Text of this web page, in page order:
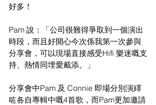
好多！
Pam 說：「公司很難得爭取到一個演出
時段，而且好開心今次係我第一次參與
分享會，可以現場直接感受Hifi 樂迷嘅支
持、熱情同埋愛戴添。」
分享會中Pam 及 Connie 即場分別演繹
咗各自專輯中嘅4首歌，而Pam更加邀請